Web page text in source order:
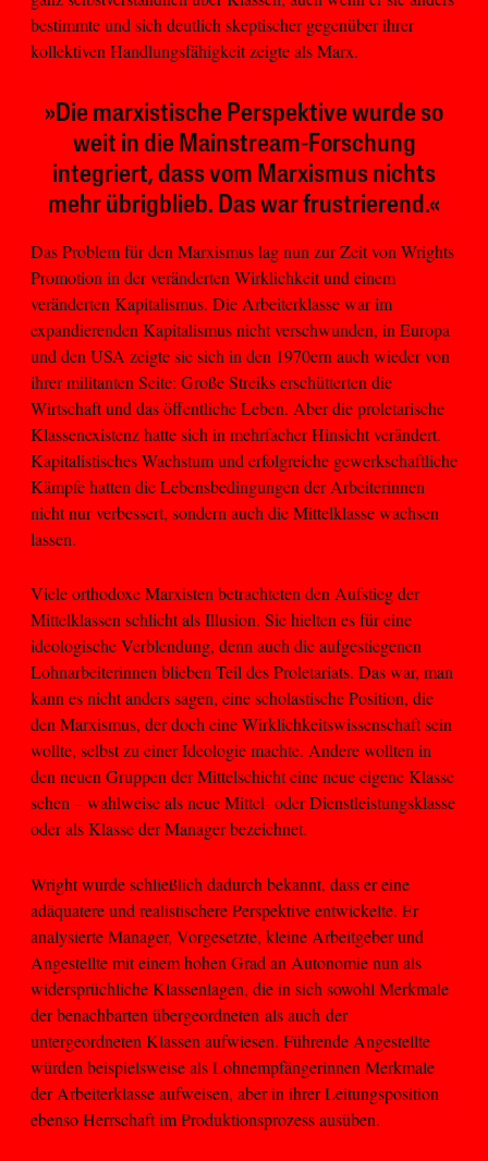
bestimmte und sich deutlich skeptischer gegenüber ihrer
kollektiven Handlungsfähigkeit zeigte als Marx.
»Die marxistische Perspektive wurde so
weit in die Mainstream-Forschung
integriert, dass vom Marxismus nichts
mehr übrigblieb. Das war frustrierend.«
Das Problem für den Marxismus lag nun zur Zeit von Wrights
Promotion in der veränderten Wirklichkeit und einem
veränderten Kapitalismus. Die Arbeiterklasse war im
expandierenden Kapitalismus nicht verschwunden, in Europa
und den USA zeigte sie sich in den 1970ern auch wieder von
ihrer militanten Seite: Große Streiks erschütterten die
Wirtschaft und das öffentliche Leben. Aber die proletarische
Klassenexistenz hatte sich in mehrfacher Hinsicht verändert.
Kapitalistisches Wachstum und erfolgreiche gewerkschaftliche
Kämpfe hatten die Lebensbedingungen der Arbeiterinnen
nicht nur verbessert, sondern auch die Mittelklasse wachsen
lassen.
Viele orthodoxe Marxisten betrachteten den Aufstieg der
Mittelklassen schlicht als Illusion. Sie hielten es für eine
ideologische Verblendung, denn auch die aufgestiegenen
Lohnarbeiterinnen blieben Teil des Proletariats. Das war, man
kann es nicht anders sagen, eine scholastische Position, die
den Marxismus, der doch eine Wirklichkeitswissenschaft sein
wollte, selbst zu einer Ideologie machte. Andere wollten in
den neuen Gruppen der Mittelschicht eine neue eigene Klasse
sehen – wahlweise als neue Mittel- oder Dienstleistungsklasse
oder als Klasse der Manager bezeichnet.
Wright wurde schließlich dadurch bekannt, dass er eine
adäquatere und realistischere Perspektive entwickelte. Er
analysierte Manager, Vorgesetzte, kleine Arbeitgeber und
Angestellte mit einem hohen Grad an Autonomie nun als
widersprüchliche Klassenlagen, die in sich sowohl Merkmale
der benachbarten übergeordneten als auch der
untergeordneten Klassen aufwiesen. Führende Angestellte
würden beispielsweise als Lohnempfängerinnen Merkmale
der Arbeiterklasse aufweisen, aber in ihrer Leitungsposition
ebenso Herrschaft im Produktionsprozess ausüben.